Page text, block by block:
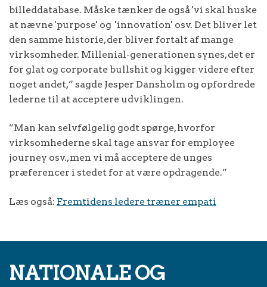
billeddatabase. Måske tænker de også 'vi skal huske
at nævne 'purpose' og 'innovation' osv. Det bliver let
den samme historie, der bliver fortalt af mange
virksomheder. Millenial-generationen synes, det er
for glat og corporate bullshit og kigger videre efter
noget andet,” sagde Jesper Dansholm og opfordrede
lederne til at acceptere udviklingen.
”Man kan selvfølgelig godt spørge, hvorfor
virksomhederne skal tage ansvar for employee
journey osv., men vi må acceptere de unges
præferencer i stedet for at være opdragende.”
Læs også: Fremtidens ledere træner empati
NATIONALE OG